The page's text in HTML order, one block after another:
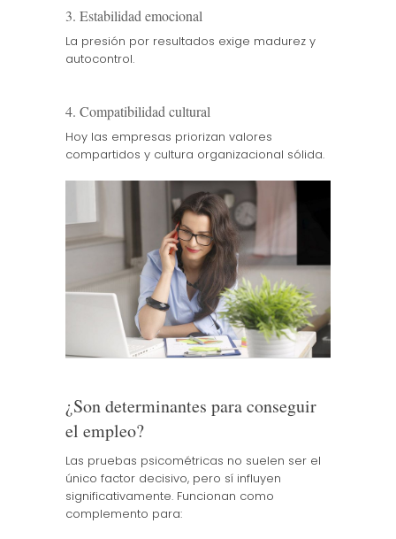
3. Estabilidad emocional
La presión por resultados exige madurez y
autocontrol.
4. Compatibilidad cultural
Hoy las empresas priorizan valores
compartidos y cultura organizacional sólida.
¿Son determinantes para conseguir
el empleo?
Las pruebas psicométricas no suelen ser el
único factor decisivo, pero sí influyen
significativamente. Funcionan como
complemento para: